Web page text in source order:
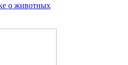
о животных